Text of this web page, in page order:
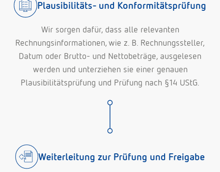
Plausibilitäts- und Konformitätsprüfung
Wir sorgen dafür, dass alle relevanten
Rechnungsinformationen, wie z. B. Rechnungssteller,
Datum oder Brutto- und Nettobeträge, ausgelesen
werden und unterziehen sie einer genauen
Plausibilitätsprüfung und Prüfung nach §14 UStG.
Weiterleitung zur Prüfung und Freigabe